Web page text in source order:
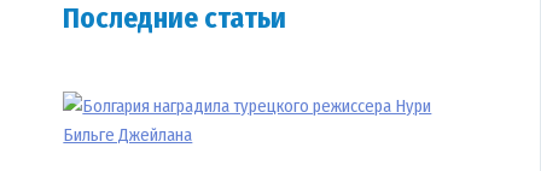
Последние статьи